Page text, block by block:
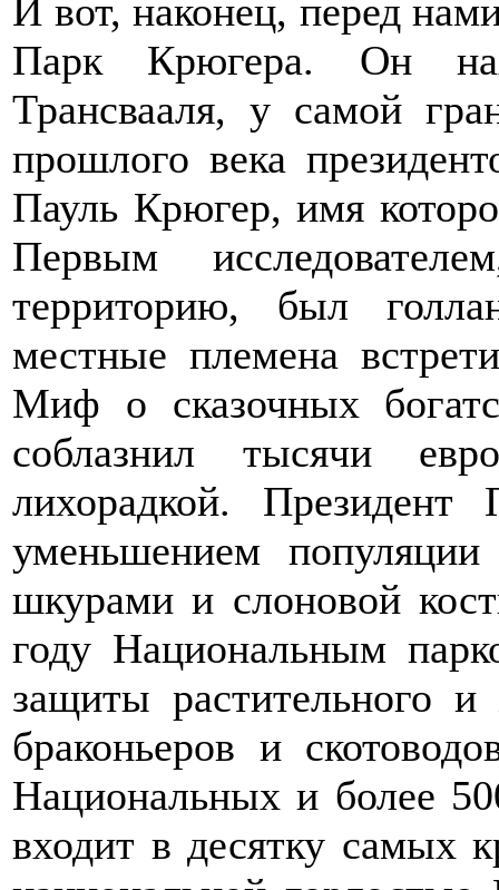
И вот, наконец, перед
Парк Крюгера. Он
Трансвааля, у самой
прошлого века
Пауль Крюгер, имя
Первым
территорию, был
местные племена
Миф о сказочных
соблазнил тысячи
лихорадкой. Президент
уменьшением
шкурами и слоновой
году Национальным
защиты растительного
браконьеров и
Национальных и более
входит в десятку самых